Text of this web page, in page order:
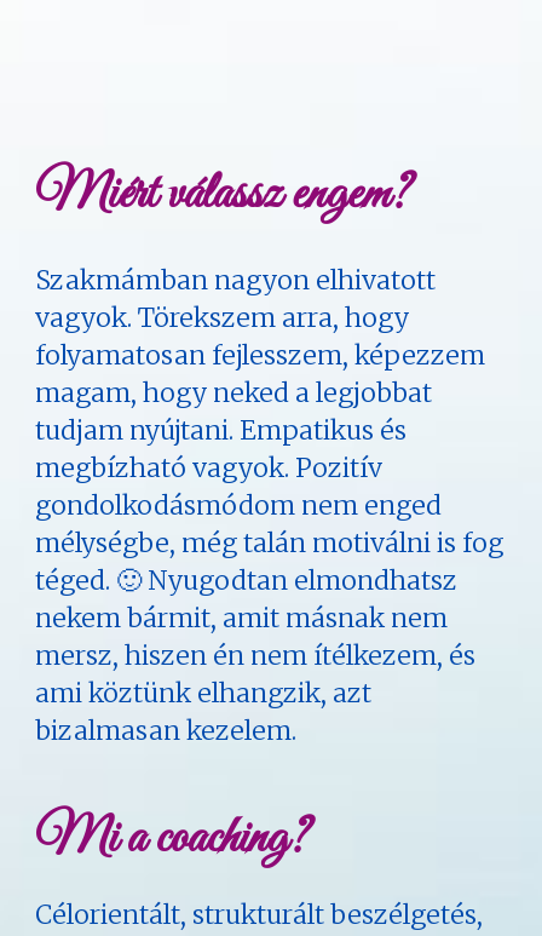
Miért válassz engem?
Szakmámban nagyon elhivatott
vagyok. Törekszem arra, hogy
folyamatosan fejlesszem, képezzem
magam, hogy neked a legjobbat
tudjam nyújtani. Empatikus és
megbízható vagyok. Pozitív
gondolkodásmódom nem enged
mélységbe, még talán motiválni is fog
téged. 🙂 Nyugodtan elmondhatsz
nekem bármit, amit másnak nem
mersz, hiszen én nem ítélkezem, és
ami köztünk elhangzik, azt
bizalmasan kezelem.
Mi a coaching?
Célorientált, strukturált beszélgetés,